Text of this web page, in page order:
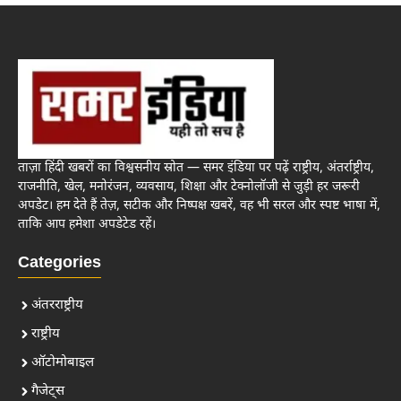
ताज़ा हिंदी खबरों का विश्वसनीय स्रोत — समर इंडिया पर पढ़ें राष्ट्रीय, अंतर्राष्ट्रीय,
राजनीति, खेल, मनोरंजन, व्यवसाय, शिक्षा और टेक्नोलॉजी से जुड़ी हर जरूरी
अपडेट। हम देते हैं तेज़, सटीक और निष्पक्ष खबरें, वह भी सरल और स्पष्ट भाषा में,
ताकि आप हमेशा अपडेटेड रहें।
Categories
अंतरराष्ट्रीय
राष्ट्रीय
ऑटोमोबाइल
गैजेट्स